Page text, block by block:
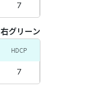
7
右グリーン
HDCP
7